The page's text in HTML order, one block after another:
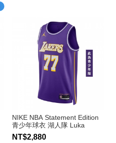
NIKE NBA Statement Edition
青少年球衣 湖人隊 Luka
Doncic
NT$2,880